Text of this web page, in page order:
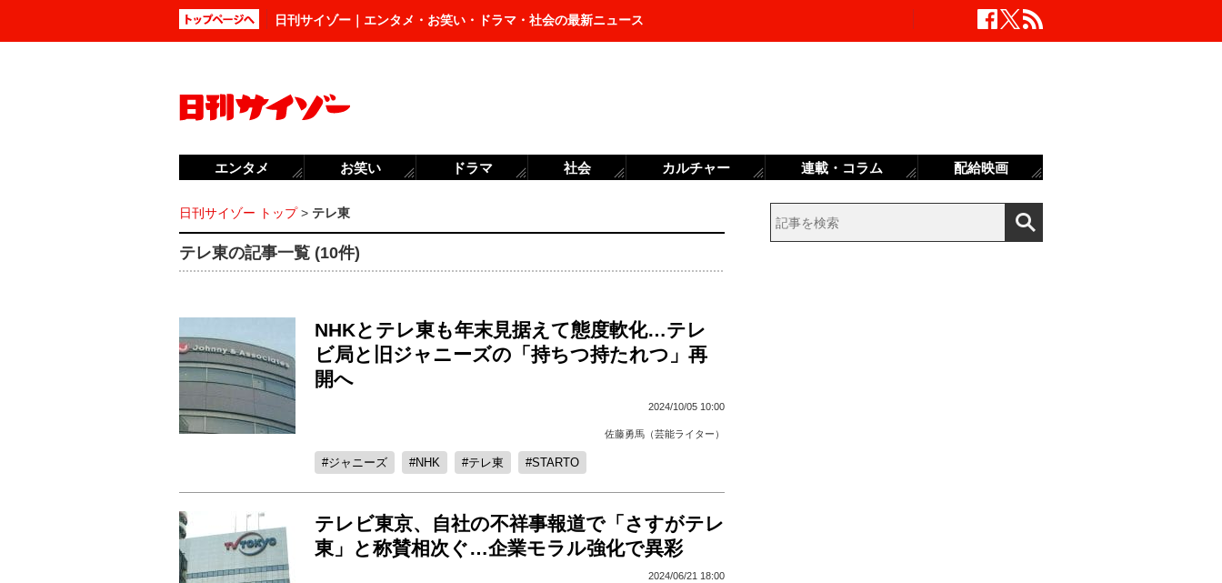
日刊サイゾー｜エンタメ・お笑い・ドラマ・社会の最新ニュース
日刊サイゾー トップ> テレ東
テレ東の記事一覧 (10件)
NHKとテレ東も年末見据えて態度軟化…テレ
ビ局と旧ジャニーズの「持ちつ持たれつ」再
開へ
2024/10/05 10:00
佐藤勇馬（芸能ライター）
ジャニーズ NHK テレ東 STARTO
テレビ東京、自社の不祥事報道で「さすがテレ
東」と称賛相次ぐ…企業モラル強化で異彩
2024/06/21 18:00
エンタメ お笑い ドラマ 社会 カルチャー 連載・コラム 配給映画